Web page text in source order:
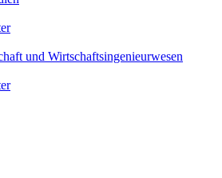
und Wirtschaftsingenieurwesen